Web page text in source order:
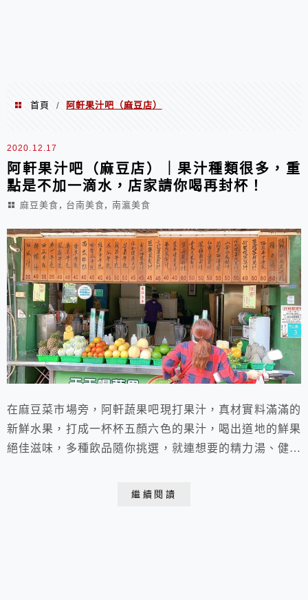
首頁 / 阿軒果汁吧（麻豆店）
阿軒果汁吧（麻豆店）
2020.12.17
阿軒果汁吧（麻豆店）｜果汁種類很多，重
點是不加一滴水，店家請你喝再封杯！
麻豆美食 , 台南美食, 南瀛美食
在麻豆菜市場旁，阿軒蔬果吧現打果汁，真材實料滿滿的
新鮮水果，打成一杯杯五顏六色的果汁，喝出道地的鮮果
絕佳滋味，多種飲品隨你挑選，就連想要的精力湯、健康
繼續閱讀